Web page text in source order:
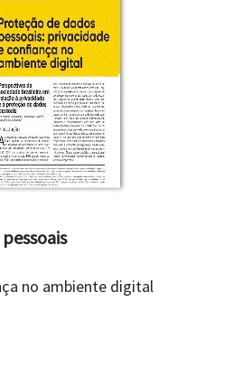
no ambiente digital